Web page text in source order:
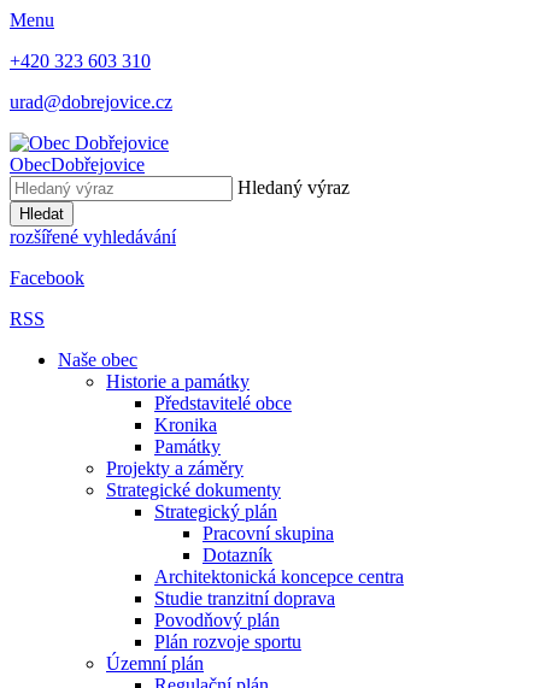
Menu
+420 323 603 310
urad@dobrejovice.cz
ObecDobřejovice
Hledaný výraz
Hledat
rozšířené vyhledávání
Facebook
RSS
Naše obec
Historie a památky
Představitelé obce
Kronika
Památky
Projekty a záměry
Strategické dokumenty
Strategický plán
Pracovní skupina
Dotazník
Architektonická koncepce centra
Studie tranzitní doprava
Povodňový plán
Plán rozvoje sportu
Územní plán